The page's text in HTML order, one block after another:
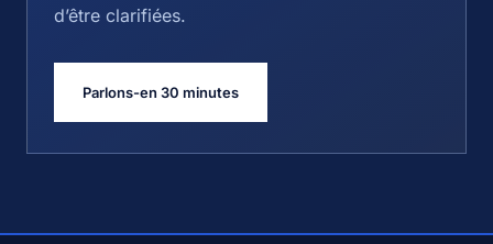
d’être clarifiées.
Parlons-en 30 minutes